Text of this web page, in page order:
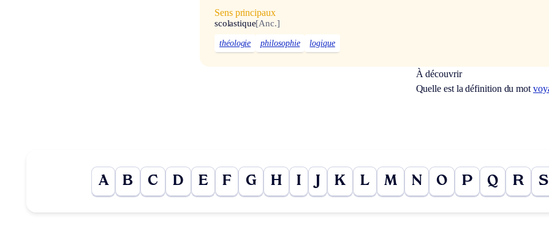
Sens principaux
scolastique[Anc.]
théologie philosophie logique
À découvrir
Quelle est la définition du mot
A B C D E F G H I J K L M N O P Q R S